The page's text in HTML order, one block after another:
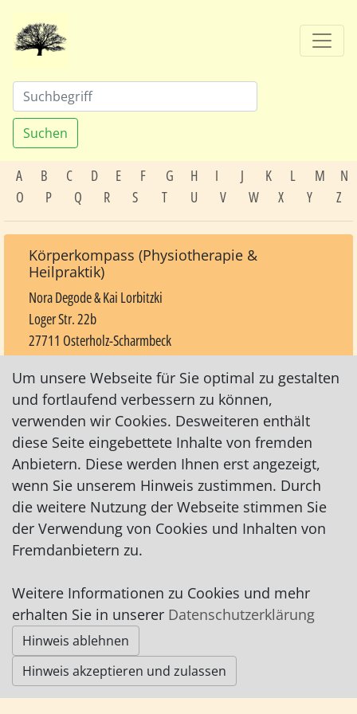
Suchen
A B C D E F G H I J K L M
N
O
P Q R S T U V W X Y Z
Körperkompass (Physiotherapie &
Heilpraktik)
Nora Degode & Kai Lorbitzki
Loger Str. 22b
27711 Osterholz-Scharmbeck
Tel.: 04791/8980481
Fax: 04791/8980482
info@koerperkompass-ohz.de
http://www.koerperkompass-ohz.de
auf Facebook
© Worpswede24 2015-2026
Um unsere Webseite für Sie optimal zu gestalten
und fortlaufend verbessern zu können,
verwenden wir Cookies. Desweiteren enthält
diese Seite eingebettete Inhalte von fremden
Anbietern. Diese werden Ihnen erst angezeigt,
wenn Sie unserem Hinweis zustimmen. Durch
die weitere Nutzung der Webseite stimmen Sie
der Verwendung von Cookies und Inhalten von
Fremdanbietern zu.
Weitere Informationen zu Cookies und mehr
erhalten Sie in unserer Datenschutzerklärung
Hinweis ablehnen
Hinweis akzeptieren und zulassen